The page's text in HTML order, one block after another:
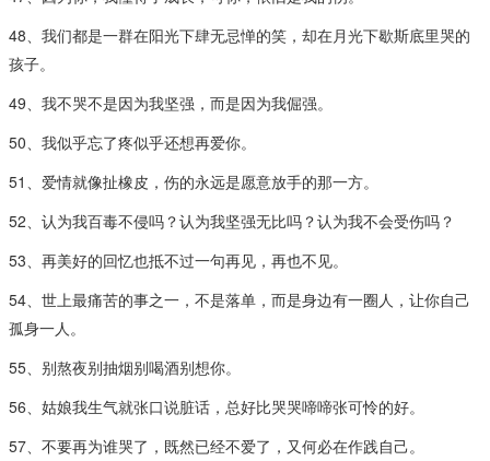
48、我们都是一群在阳光下肆无忌惮的笑，却在月光下歇斯底里哭的
孩子。
49、我不哭不是因为我坚强，而是因为我倔强。
50、我似乎忘了疼似乎还想再爱你。
51、爱情就像扯橡皮，伤的永远是愿意放手的那一方。
52、认为我百毒不侵吗？认为我坚强无比吗？认为我不会受伤吗？
53、再美好的回忆也抵不过一句再见，再也不见。
54、世上最痛苦的事之一，不是落单，而是身边有一圈人，让你自己
孤身一人。
55、别熬夜别抽烟别喝酒别想你。
56、姑娘我生气就张口说脏话，总好比哭哭啼啼张可怜的好。
57、不要再为谁哭了，既然已经不爱了，又何必在作践自己。